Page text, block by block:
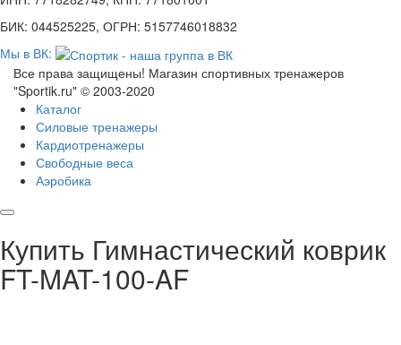
БИК: 044525225, ОГРН: 5157746018832
Мы в ВК:
Все права защищены! Магазин спортивных тренажеров
"Sportik.ru" © 2003-2020
Каталог
Силовые тренажеры
Кардиотренажеры
Свободные веса
Аэробика
Купить Гимнастический коврик
FT-MAT-100-AF